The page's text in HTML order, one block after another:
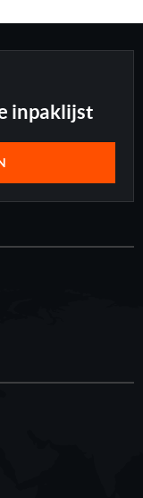
inpaklijst